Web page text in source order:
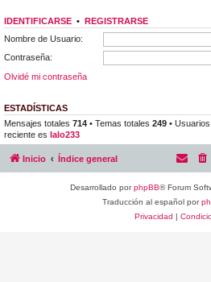
IDENTIFICARSE • REGISTRARSE
Nombre de Usuario:
Contraseña:
Olvidé mi contraseña
ESTADÍSTICAS
Mensajes totales 714 • Temas totales 249 •
reciente es lalo233
Inicio Índice general
Desarrollado porphpBB® Forum
Traducción al español por
Privacidad |